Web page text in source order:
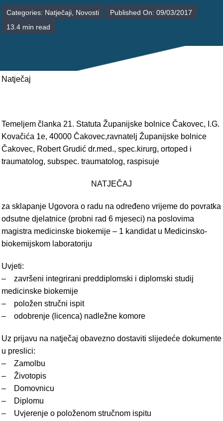
POLIKLINIKE
PALIJATIVNA SKRB
RAVNATELJSTVO
Categories: Natječaji, Novosti
Published On: 09/03/2017
13.4 min read
Natječaj
Temeljem članka 21. Statuta Županijske bolnice Čakovec, I.G.
Kovačića 1e, 40000 Čakovec,ravnatelj Županijske bolnice
Čakovec, Robert Grudić dr.med., spec.kirurg, ortoped i
traumatolog, subspec. traumatolog, raspisuje
NATJEČAJ
za sklapanje Ugovora o radu na određeno vrijeme do povratka
odsutne djelatnice (probni rad 6 mjeseci) na poslovima
magistra medicinske biokemije – 1 kandidat u Medicinsko-
biokemijskom laboratoriju
Uvjeti:
– završeni integrirani preddiplomski i diplomski studij
medicinske biokemije
– položen stručni ispit
– odobrenje (licenca) nadležne komore
Uz prijavu na natječaj obavezno dostaviti slijedeće dokumente
u preslici:
– Zamolbu
– Životopis
– Domovnicu
– Diplomu
– Uvjerenje o položenom stručnom ispitu